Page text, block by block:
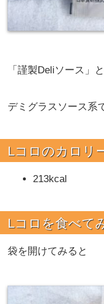
「謹製Deliソース」
デミグラスソース系
Lコロのカロリ
213kcal
Lコロを食べて
袋を開けてみると